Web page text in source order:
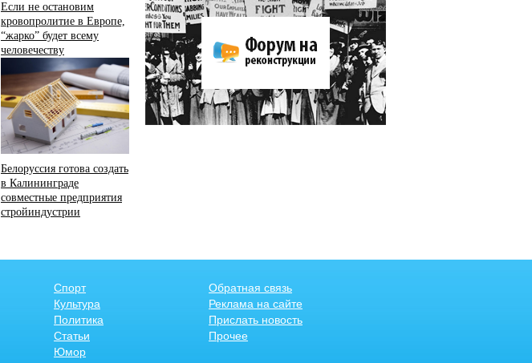
Если не остановим
кровопролитие в Европе,
“жарко” будет всему
человечеству
Белоруссия готова создать
в Калининграде
совместные предприятия
стройиндустрии
Спорт
Культура
Политика
Статьи
Юмор
Обратная связь
Реклама на сайте
Прислать новость
Прочее